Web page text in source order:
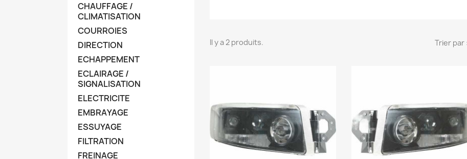
CHAUFFAGE /
CLIMATISATION
COURROIES
DIRECTION
ECHAPPEMENT
ECLAIRAGE /
SIGNALISATION
ELECTRICITE
EMBRAYAGE
ESSUYAGE
FILTRATION
FREINAGE
Il y a 2 produits. Trier par :